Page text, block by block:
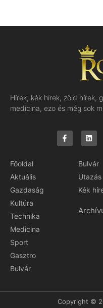
Hírek, kék hírek, zöld hírek,
medicina, ezo és még sok
Főoldal
Aktuális
Gazdaság
Kultúra
Technika
Medicina
Sport
Gasztro
Bulvár
Bulvár
Utazás
Kék
Copyright ©